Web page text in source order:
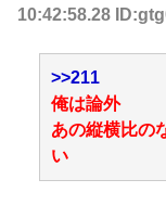
10:42:58.28
>>211
俺は論外
あの縦横比の
い